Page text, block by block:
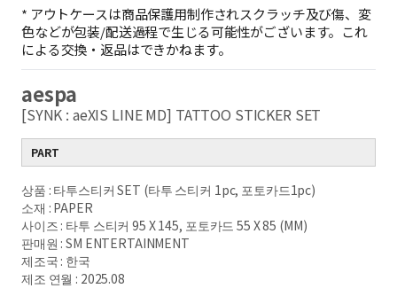
* アウトケースは商品保護用制作されスクラッチ及び傷、変
色などが包装/配送過程で生じる可能性がございます。これ
による交換・返品はできかねます。
aespa
[SYNK : aeXIS LINE MD] TATTOO STICKER SET
PART
상품 : 타투스티커 SET (타투 스티커 1pc, 포토카드1pc)
소재 : PAPER
사이즈 : 타투 스티커 95 X 145, 포토카드 55 X 85 (MM)
판매원 : SM ENTERTAINMENT
제조국 : 한국
제조 연월 : 2025.08